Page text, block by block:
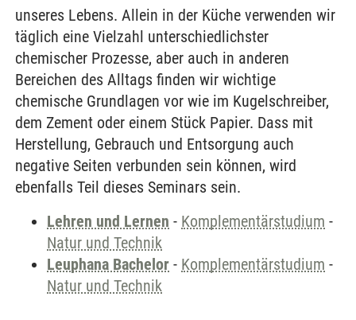
unseres Lebens. Allein in der Küche verwenden wir
täglich eine Vielzahl unterschiedlichster
chemischer Prozesse, aber auch in anderen
Bereichen des Alltags finden wir wichtige
chemische Grundlagen vor wie im Kugelschreiber,
dem Zement oder einem Stück Papier. Dass mit
Herstellung, Gebrauch und Entsorgung auch
negative Seiten verbunden sein können, wird
ebenfalls Teil dieses Seminars sein.
Lehren und Lernen - Komplementärstudium -
Natur und Technik
Leuphana Bachelor - Komplementärstudium -
Natur und Technik